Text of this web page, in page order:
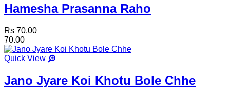
Hamesha Prasanna Raho
Rs 70.00
70.00
Quick View
Jano Jyare Koi Khotu Bole Chhe